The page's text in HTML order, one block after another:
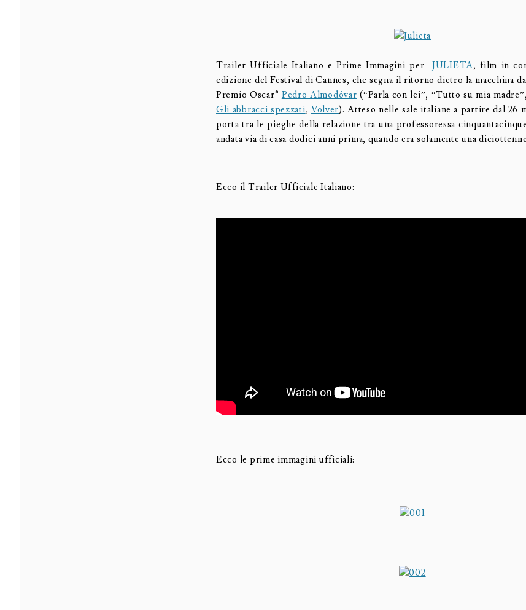
Trailer Ufficiale Italiano e Prime Immagini per JULIETA, film in
edizione del Festival di Cannes, che segna il ritorno dietro la macchina
Premio Oscar® Pedro Almodóvar (“Parla con lei”, “Tutto su mia madre”,
Gli abbracci spezzati, Volver). Atteso nelle sale italiane a partire dal 26
porta tra le pieghe della relazione tra una professoressa
andata via di casa dodici anni prima, quando era solamente una
Ecco il Trailer Ufficiale Italiano:
Ecco le prime immagini ufficiali: